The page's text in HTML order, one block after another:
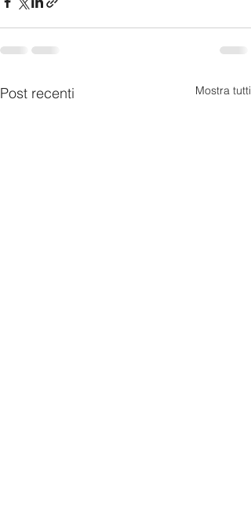
Post recenti Mostra tutti